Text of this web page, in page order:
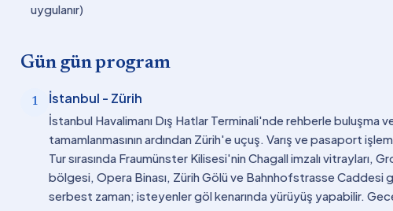
uygulanır)
Gün gün program
1 İstanbul - Zürih
İstanbul Havalimanı Dış Hatlar Terminali'nde rehberle buluşma
tamamlanmasının ardından Zürih'e uçuş. Varış ve pasaport
Tur sırasında Fraumünster Kilisesi'nin Chagall imzalı vitrayları,
bölgesi, Opera Binası, Zürih Gölü ve Bahnhofstrasse Caddesi
serbest zaman; isteyenler göl kenarında yürüyüş yapabilir.